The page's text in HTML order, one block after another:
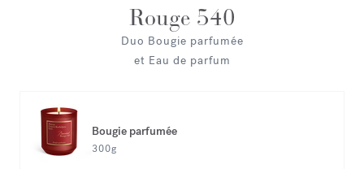
Rouge 540
Duo Bougie parfumée
et Eau de parfum
Bougie parfumée
300g